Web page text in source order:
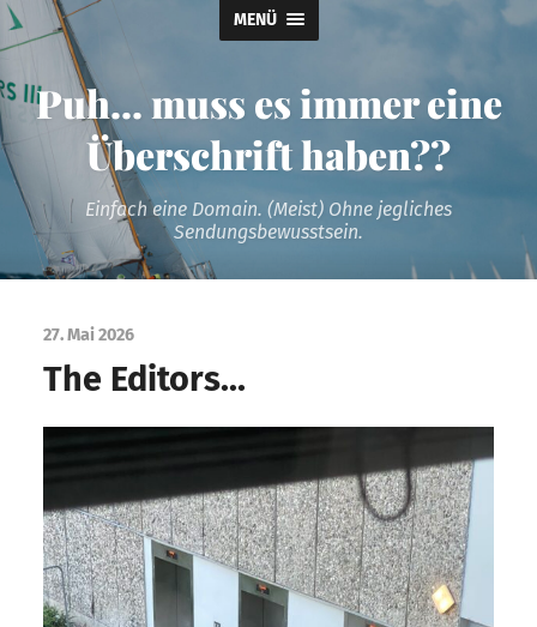
MENÜ
Puh... muss es immer eine
Überschrift haben??
Einfach eine Domain. (Meist) Ohne jegliches
Sendungsbewusstsein.
27. Mai 2026
The Editors…